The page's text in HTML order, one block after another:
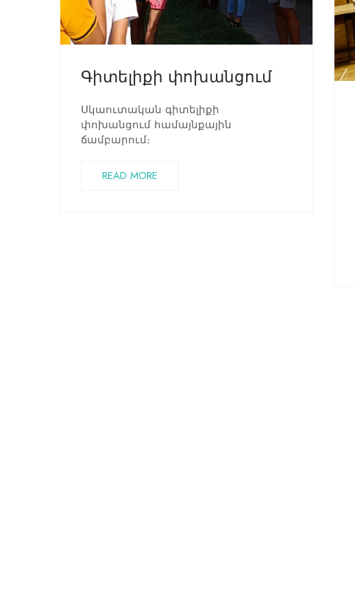
Գիտելիքի փոխանցում
Սկաուտական գիտելիքի
փոխանցում համայնքային
ճամբարում։
READ MORE